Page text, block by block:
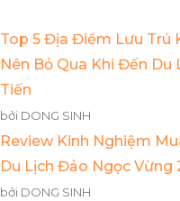
Top 5 Địa Điểm Lưu Trú
Nên Bỏ Qua Khi Đến Du
Tiến
bởi DONG SINH
Review Kinh Nghiệm
Du Lịch Đảo Ngọc Vừng
bởi DONG SINH